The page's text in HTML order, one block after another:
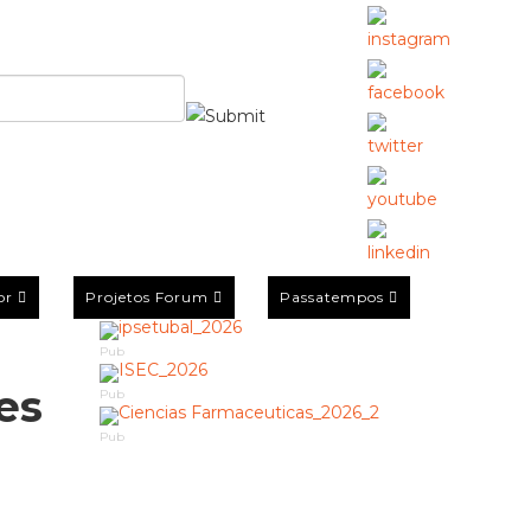
Projetos Forum Passatempos
Pub
Pub
Pub